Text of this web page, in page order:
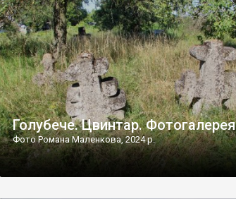
[…]
Голубече. Цвинтар. Фотогалерея
Фото Романа Маленкова, 2024 р.